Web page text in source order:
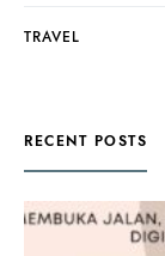
TRAVEL
RECENT POSTS